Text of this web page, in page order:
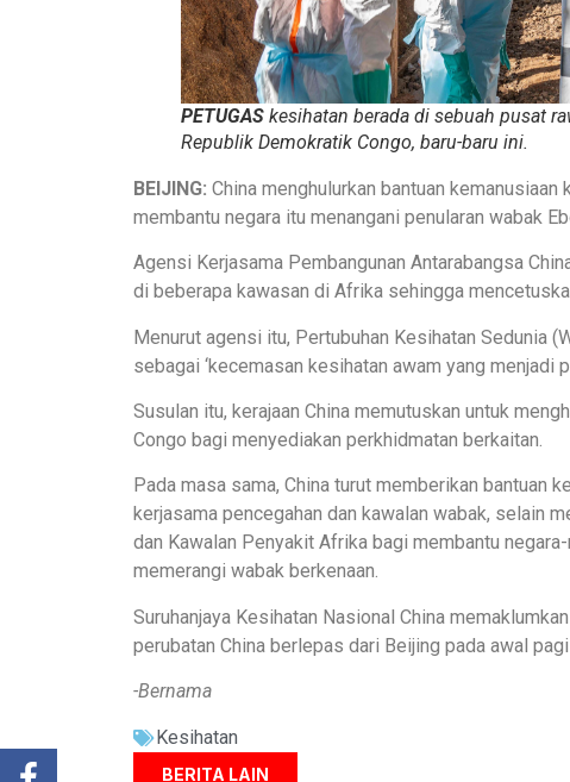
PETUGAS kesihatan berada di sebuah pusat
Republik Demokratik Congo, baru-baru ini.
BEIJING: China menghulurkan bantuan
membantu negara itu menangani penularan wabak
Agensi Kerjasama Pembangunan Antarabangsa
di beberapa kawasan di Afrika sehingga
Menurut agensi itu, Pertubuhan Kesihatan Sedunia
sebagai ‘kecemasan kesihatan awam yang menjadi
Susulan itu, kerajaan China memutuskan untuk
Congo bagi menyediakan perkhidmatan berkaitan.
Pada masa sama, China turut memberikan bantuan
kerjasama pencegahan dan kawalan wabak, selain
dan Kawalan Penyakit Afrika bagi membantu
memerangi wabak berkenaan.
Suruhanjaya Kesihatan Nasional China
perubatan China berlepas dari Beijing pada awal pagi
-Bernama
Kesihatan
BERITA LAIN